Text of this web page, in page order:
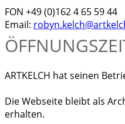
FON +49 (0)162 4 65 59 44
Email:
ARTKELCH hat seinen
Die Webseite bleibt als
erhalten.